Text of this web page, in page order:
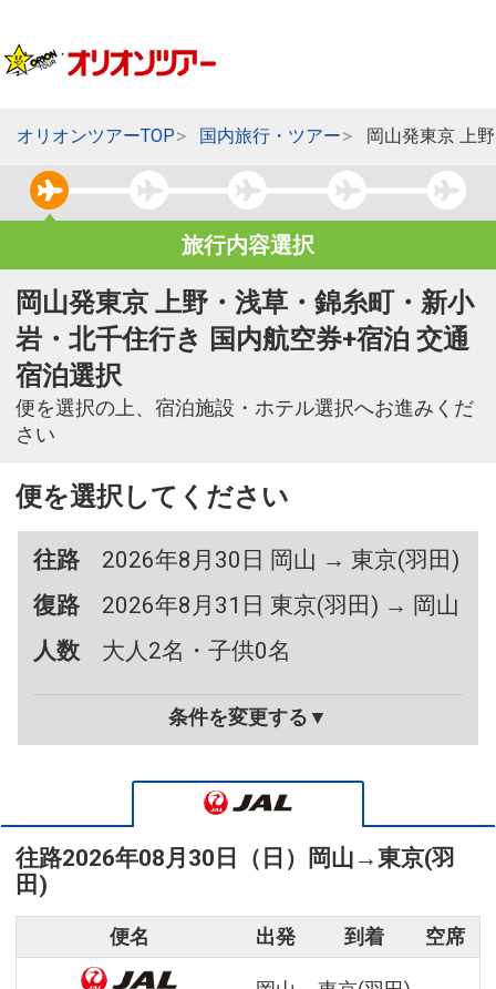
オリオンツアーTOP 国内旅行・ツアー 岡山発東京 上
旅行内容選択
岡山発東京 上野・浅草・錦糸町・新小
岩・北千住行き 国内航空券+宿泊 交通
宿泊選択
便を選択の上、宿泊施設・ホテル選択へお進みくだ
さい
便を選択してください
往路
2026年8月30日 岡山 → 東京(羽田)
復路
2026年8月31日 東京(羽田) → 岡山
人数
大人2名・子供0名
条件を変更する▼
往路2026年08月30日（日） 岡山 →東京(羽
田)
便名 出発 到着 空席